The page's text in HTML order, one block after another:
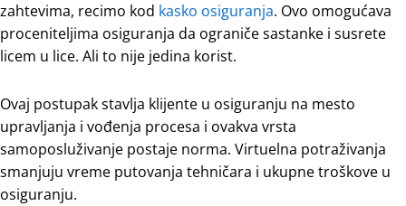
zahtevima, recimo kod kasko osiguranja. Ovo omogućava
proceniteljima osiguranja da ograniče sastanke i susrete
licem u lice. Ali to nije jedina korist.
Ovaj postupak stavlja klijente u osiguranju na mesto
upravljanja i vođenja procesa i ovakva vrsta
samoposluživanje postaje norma. Virtuelna potraživanja
smanjuju vreme putovanja tehničara i ukupne troškove u
osiguranju.